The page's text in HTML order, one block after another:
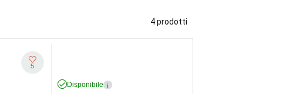
4 prodotti
5
Disponibile i